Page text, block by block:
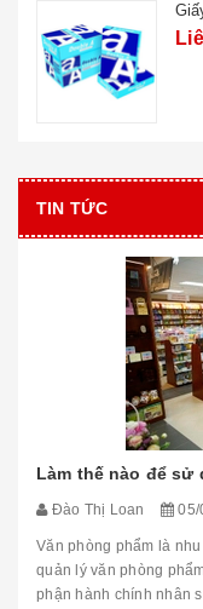
TIN TỨC
Làm thế nào để sử
Đào Thị Loan 05/
Văn phòng phẩm là
quản lý văn phòng
phận hành chính nhân